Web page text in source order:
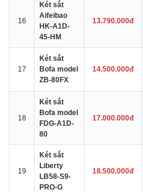
16
Két sắt
Aifeibao
HK-A1D-
45-HM
13.790.000đ
17
Két sắt
Bofa model
ZB-80FX
14.500.000đ
18
Két sắt
Bofa model
FDG-A1D-
80
17.000.000đ
19
Két sắt
Liberty
LB58-S9-
PRO-G
18.500.000đ